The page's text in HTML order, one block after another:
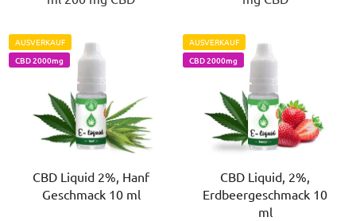
AUSVERKAUF
CBD 2000mg
CBD Liquid 2%, Hanf
Geschmack 10 ml
AUSVERKAUF
CBD 2000mg
CBD Liquid, 2%,
Erdbeergeschmack 10
ml